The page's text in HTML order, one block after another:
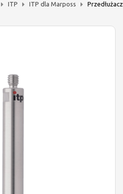
ITP ITP dla Marposs
Przedłużacz